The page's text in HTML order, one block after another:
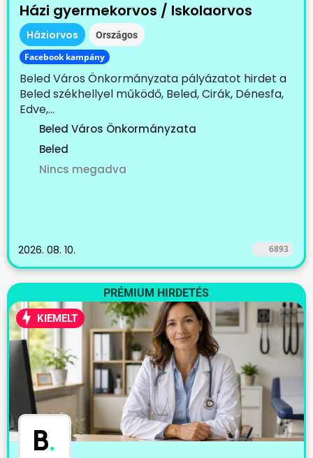
Házi gyermekorvos / Iskolaorvos
Háziorvos Országos
Facebook kampány
Beled Város Önkormányzata pályázatot hirdet a
Beled székhellyel működő, Beled, Cirák, Dénesfa,
Edve,...
Beled Város Önkormányzata
Beled
Nincs megadva
2026. 08. 10. 6893
PRÉMIUM HIRDETÉS
KIEMELT
B.